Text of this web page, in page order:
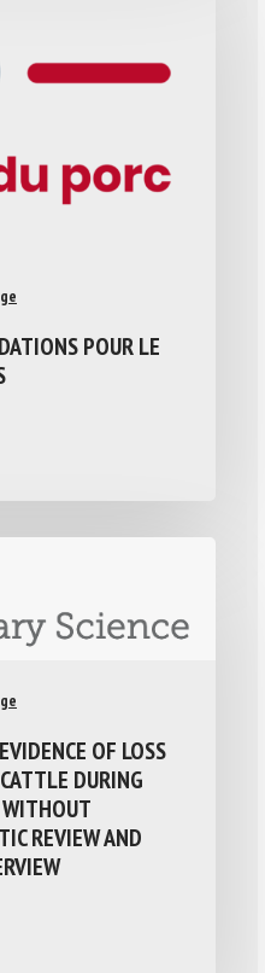
POUR LE
OF LOSS
DURING
REVIEW AND